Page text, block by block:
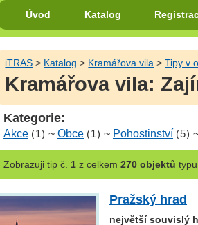
Úvod Katalog
iTRAS > Katalog > Kramářova vila >Tipy v
Kramářova vila:
Kategorie:
Akce (1) ~ Obce (1) ~ Pohostinství (5)
Zobrazujitip č. 1z celkem 270 objektů typu
Pražský hrad
největší souvislý